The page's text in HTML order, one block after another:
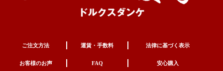
ご注文方法 運賃・手数料 法律に基づく表示
お客様のお声 FAQ 安心購入